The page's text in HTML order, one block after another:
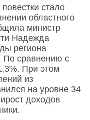
стало
областного
министр
Надежда
региона
По сравнению с
При этом
из
на уровне 34
доходов